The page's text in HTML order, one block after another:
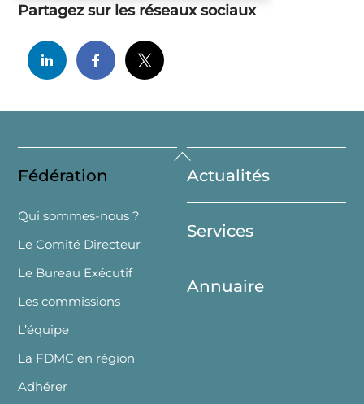
Partagez sur les réseaux sociaux
Back
To
Top
Fédération
Qui sommes-nous ?
Le Comité Directeur
Le Bureau Exécutif
Les commissions
L’équipe
La FDMC en région
Adhérer
Actualités
Services
Annuaire